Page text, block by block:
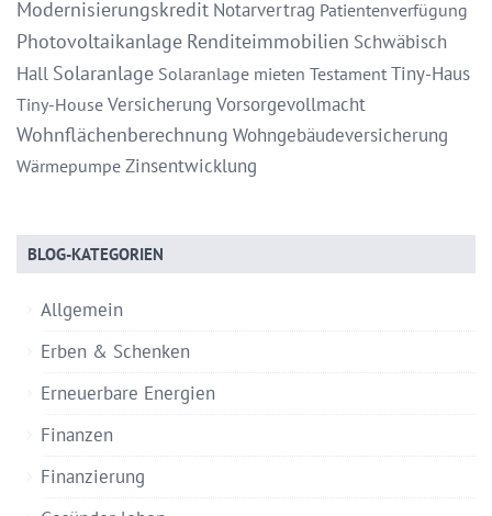
Modernisierungskredit Notarvertrag Patientenverfügung
Photovoltaikanlage Renditeimmobilien Schwäbisch
Hall Solaranlage Solaranlage mieten TestamentTiny-Haus
Tiny-HouseVersicherung Vorsorgevollmacht
Wohnflächenberechnung Wohngebäudeversicherung
WärmepumpeZinsentwicklung
BLOG-KATEGORIEN
Allgemein
Erben & Schenken
Erneuerbare Energien
Finanzen
Finanzierung